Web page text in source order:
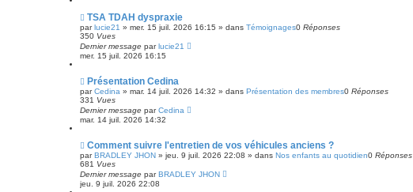
m
s
s
a
g
N
u
v
e
a
m
e
s
s
a
g
TSA TDAH dyspraxie
parlucie21 » mer. 15 juil. 2026 16:15 » dans Témoignages0 Réponses
350 Vues
Dernier message parlucie21
mer. 15 juil. 2026 16:15
N
u
v
e
a
m
e
s
s
a
g
Présentation Cedina
parCedina » mar. 14 juil. 2026 14:32 » dans Présentation des membres0 Réponses
331 Vues
Dernier message parCedina
mar. 14 juil. 2026 14:32
N
u
v
e
a
Comment suivre l'entretien de vos véhicules anciens ?
parBRADLEY JHON » jeu. 9 juil. 2026 22:08 » dans Nos enfants au quotidien0 Réponses
681 Vues
Dernier message parBRADLEY JHON
jeu. 9 juil. 2026 22:08